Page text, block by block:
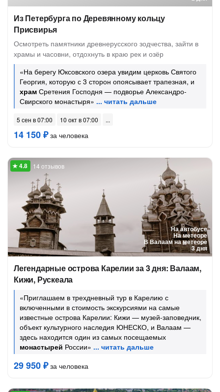
Из Петербурга по Деревянному кольцу
Присвирья
Осмотреть памятники древнерусского зодчества, зайти в
храмы и часовни, отдохнуть в краю рек и озёр
«На берегу Юксовского озера увидим церковь Святого
Георгия, которую с 3 сторон опоясывает трапезная, и
храм Сретения Господня — подворье Александро-
Свирского монастыря»
5 сен в 07:00 10 окт в 07:00
14 150 ₽за человека
На автобусе
На метеоре
В Валаам на метеоре
3 дня
14 отзывов
Легендарные острова Карелии за 3 дня: Валаам,
Кижи, Рускеала
«Приглашаем в трехдневный тур в Карелию с
включенными в стоимость экскурсиями на самые
известные острова Карелии: Кижи — музей-заповедник,
объект культурного наследия ЮНЕСКО, и Валаам —
здесь находится один из самых посещаемых
монастырей России»
29 950 ₽за человека